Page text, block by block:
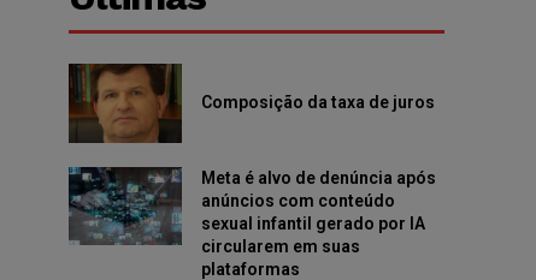
Composição da taxa de juros
Meta é alvo de denúncia após
anúncios com conteúdo
sexual infantil gerado por IA
circularem em suas
plataformas